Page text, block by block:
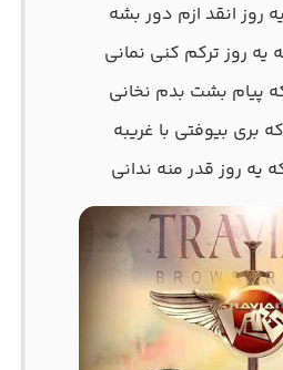
روز اﻧﻘﺪ ازم دور ﺑﺸﻪ
ﻳﻪ روز ﺗﺮﻛﻢ ﻛﻨﻰ ﻧﻤﺎﻧﻰ
ﭘﻴﺎم ﺑﺸﺖ ﺑﺪم ﻧﺨﺎﻧﻰ
ﺑﺮی ﺑﻴﻮﻓﺘﻰ ﺑﺎ ﻏﺮﻳﺒﻪ
ﻳﻪ روز ﻗﺪر ﻣﻨﻪ ﻧﺪاﻧﻰ